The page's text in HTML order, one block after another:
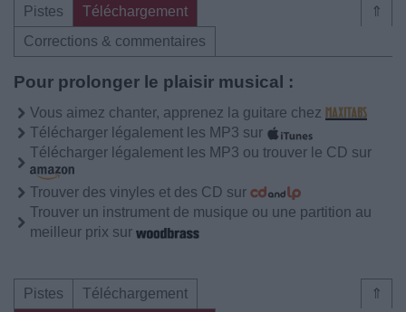
⇑
Pistes
Téléchargement
Corrections & commentaires
Pour prolonger le plaisir musical :
Vous aimez chanter, apprenez la guitare chez
Télécharger légalement les MP3 sur
Télécharger légalement les MP3 ou trouver le CD sur
Trouver des vinyles et des CD sur
Trouver un instrument de musique ou une partition au
meilleur prix sur
⇑
Pistes
Téléchargement